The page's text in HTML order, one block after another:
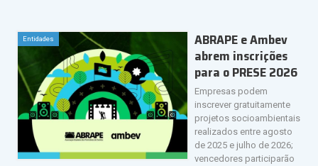
Entidades
ABRAPE e Ambev
abrem inscrições
para o PRESE 2026
Empresas podem
inscrever gratuitamente
projetos socioambientais
realizados entre agosto
de 2025 e julho de 2026;
vencedores participarão